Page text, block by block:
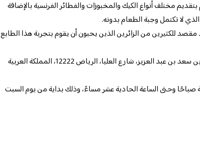
مختلف أنواع الكيك والمخبوزات والفطائر الفرنسية بالإضافة
لا تكتمل وجبة الطعام بدونه.
للكثيرين من الزائرين الذين يحبون أن يقوم بتجربة هذا الطابع
عنوان المطعم: طريق الأمير محمد بن سعد بن عبد العزيز، شارع العليا، الرياض 12222، المملكة العربية
صباحًا وحتى الساعة الحادية عشر مساءً، وذلك بداية من يوم السبت